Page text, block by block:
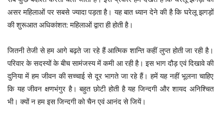
असर महिलाओं पर सबसे ज्यादा पड़ता है। यह बात ध्यान देने की है कि घरेलू झगड़ों
की शुरूआत अधिकांशत: महिलाओं द्वारा ही होती है।
जितनी तेजी से हम आगे बढ़ते जा रहे हैं आत्मिक शान्ति कहीं लुप्त होती जा रही है।
परिवार के सदस्यों के बीच सामंजस्य में कमी आ रही है। इस भाग दौड़ एवं दिखावे की
दुनिया में हम जीवन की सच्चाई से दूर भागते जा रहे हैं। हमें यह नहीं भूलना चाहिए
कि यह जीवन क्षणभंगुर है। बहुत छोटी होती है यह जिन्दगी और शायद अनिश्चित
भी। क्यों न हम इस जिन्दगी को चैन एवं आनंद से जियें।